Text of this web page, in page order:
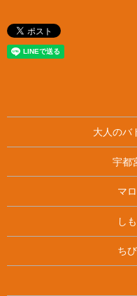
大人のバ
宇都
マ
し
ち